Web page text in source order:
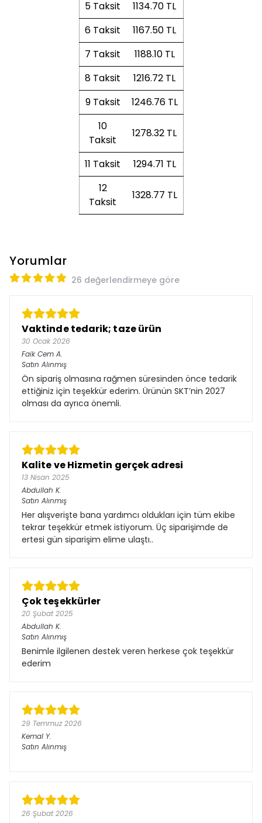
5 Taksit
1134.70 TL
6 Taksit
1167.50 TL
7 Taksit
1188.10 TL
8 Taksit
1216.72 TL
9 Taksit
1246.76 TL
10
Taksit
1278.32 TL
11 Taksit
1294.71 TL
12
Taksit
1328.77 TL
Yorumlar
26 değerlendirmeye göre
Vaktinde tedarik; taze ürün
30 Ocak 2026
Faik Cem A.
Satın Alınmış
Ön sipariş olmasına rağmen süresinden önce tedarik
ettiğiniz için teşekkür ederim. Ürünün SKT’nin 2027
olması da ayrıca önemli.
Kalite ve Hizmetin gerçek adresi
13 Nisan 2025
Abdullah K.
Satın Alınmış
Her alışverişte bana yardımcı oldukları için tüm ekibe
tekrar teşekkür etmek istiyorum. Üç siparişimde de
ertesi gün siparişim elime ulaştı..
Çok teşekkürler
20 Şubat 2025
Abdullah K.
Satın Alınmış
Benimle ilgilenen destek veren herkese çok teşekkür
ederim
29 Temmuz 2026
Kemal Y.
Satın Alınmış
26 Şubat 2026